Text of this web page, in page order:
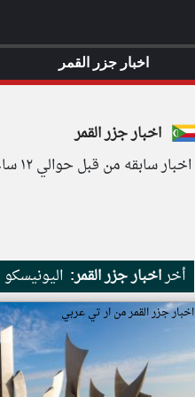
اخبار جزر القمر
اخبار سابقه من قبل حوالي ١٢ ساعة
أخراخبار جزر القمر:
اخبار جزر القمر من ار تي عربي
اخبار جزر القمر